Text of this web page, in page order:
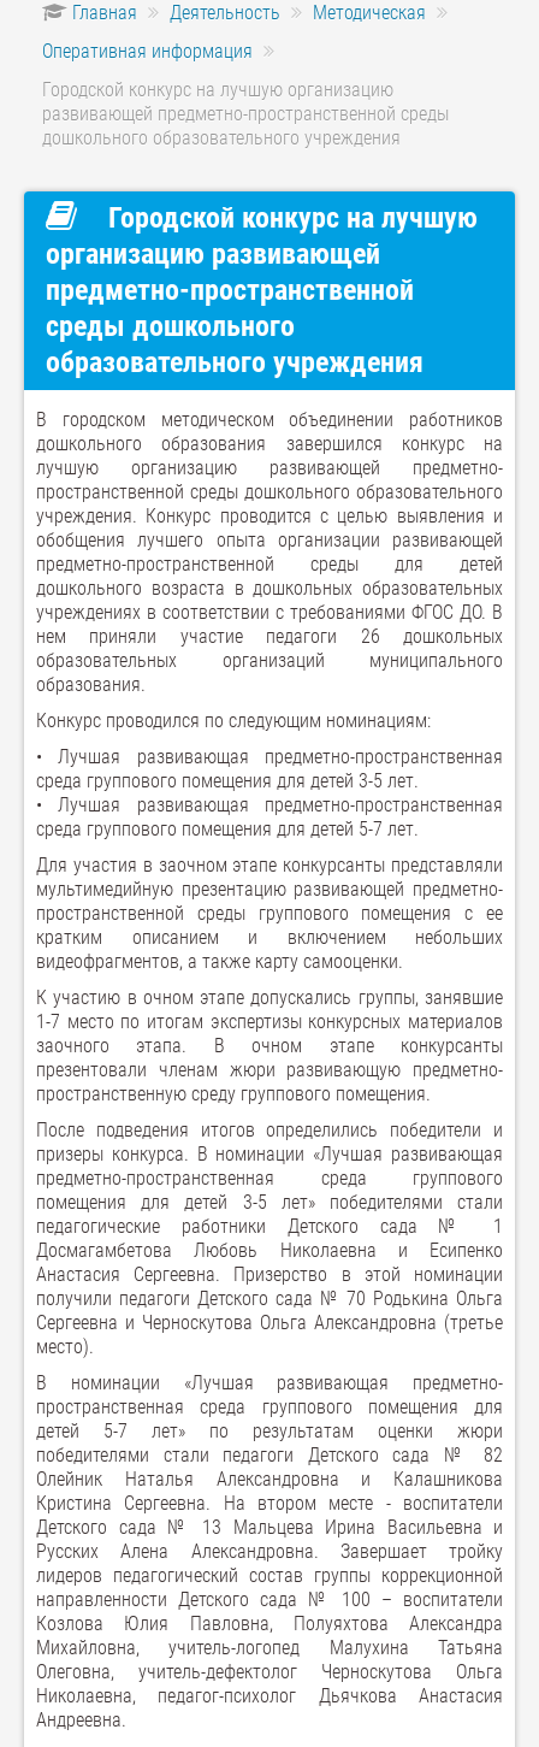
Главная Деятельность
Методическая
Оперативная информация
Городской конкурс на лучшую организацию
развивающей предметно-пространственной среды
дошкольного образовательного учреждения
Городской конкурс на лучшую
организацию развивающей
предметно-пространственной
среды дошкольного
образовательного учреждения
В городском методическом объединении работников
дошкольного образования завершился конкурс на
лучшую организацию развивающей предметно-
пространственной среды дошкольного образовательного
учреждения. Конкурс проводится с целью выявления и
обобщения лучшего опыта организации развивающей
предметно-пространственной среды для детей
дошкольного возраста в дошкольных образовательных
учреждениях в соответствии с требованиями ФГОС ДО. В
нем приняли участие педагоги 26 дошкольных
образовательных организаций муниципального
образования.
Конкурс проводился по следующим номинациям:
• Лучшая развивающая предметно-пространственная
среда группового помещения для детей 3-5 лет.
• Лучшая развивающая предметно-пространственная
среда группового помещения для детей 5-7 лет.
Для участия в заочном этапе конкурсанты представляли
мультимедийную презентацию развивающей предметно-
пространственной среды группового помещения с ее
кратким описанием и включением небольших
видеофрагментов, а также карту самооценки.
К участию в очном этапе допускались группы, занявшие
1-7 место по итогам экспертизы конкурсных материалов
заочного этапа. В очном этапе конкурсанты
презентовали членам жюри развивающую предметно-
пространственную среду группового помещения.
После подведения итогов определились победители и
призеры конкурса. В номинации «Лучшая развивающая
предметно-пространственная среда группового
помещения для детей 3-5 лет» победителями стали
педагогические работники Детского сада № 1
Досмагамбетова Любовь Николаевна и Есипенко
Анастасия Сергеевна. Призерство в этой номинации
получили педагоги Детского сада № 70 Родькина Ольга
Сергеевна и Черноскутова Ольга Александровна (третье
место).
В номинации «Лучшая развивающая предметно-
пространственная среда группового помещения для
детей 5-7 лет» по результатам оценки жюри
победителями стали педагоги Детского сада № 82
Олейник Наталья Александровна и Калашникова
Кристина Сергеевна. На втором месте - воспитатели
Детского сада № 13 Мальцева Ирина Васильевна и
Русских Алена Александровна. Завершает тройку
лидеров педагогический состав группы коррекционной
направленности Детского сада № 100 – воспитатели
Козлова Юлия Павловна, Полуяхтова Александра
Михайловна, учитель-логопед Малухина Татьяна
Олеговна, учитель-дефектолог Черноскутова Ольга
Николаевна, педагог-психолог Дьячкова Анастасия
Андреевна.